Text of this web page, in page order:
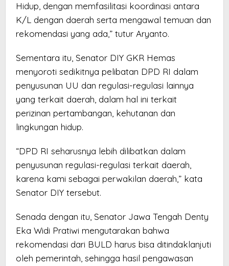
Hidup, dengan memfasilitasi koordinasi antara
K/L dengan daerah serta mengawal temuan dan
rekomendasi yang ada,” tutur Aryanto.
Sementara itu, Senator DIY GKR Hemas
menyoroti sedikitnya pelibatan DPD RI dalam
penyusunan UU dan regulasi-regulasi lainnya
yang terkait daerah, dalam hal ini terkait
perizinan pertambangan, kehutanan dan
lingkungan hidup.
“DPD RI seharusnya lebih dilibatkan dalam
penyusunan regulasi-regulasi terkait daerah,
karena kami sebagai perwakilan daerah,” kata
Senator DIY tersebut.
Senada dengan itu, Senator Jawa Tengah Denty
Eka Widi Pratiwi mengutarakan bahwa
rekomendasi dari BULD harus bisa ditindaklanjuti
oleh pemerintah, sehingga hasil pengawasan